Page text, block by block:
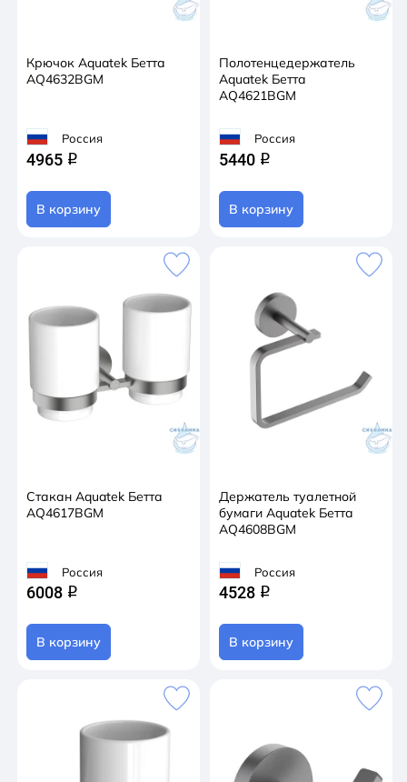
Крючок Aquatek Бетта
AQ4632BGM
Россия
4965 q
В корзину
Полотенцедержатель
Aquatek Бетта
AQ4621BGM
Россия
5440 q
В корзину
Стакан Aquatek Бетта
AQ4617BGM
Россия
6008 q
В корзину
Держатель туалетной
бумаги Aquatek Бетта
AQ4608BGM
Россия
4528 q
В корзину